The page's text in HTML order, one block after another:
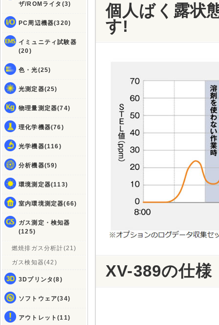
ザ/ROMライタ(3)
PC周辺機器(320)
イミュニティ試験器
(20)
色・光(25)
光測定器(25)
物理量測定器(74)
理化学機器(76)
光学機器(116)
分析機器(59)
環境測定器(113)
室内環境測定器(66)
ガス測定・検知器
(125)
燃焼排ガス分析計(21)
ガス検知器(42)
3Dプリンタ(8)
ソフトウェア(34)
アウトレット(11)
個人ばく露状
す!
XV-389の仕様